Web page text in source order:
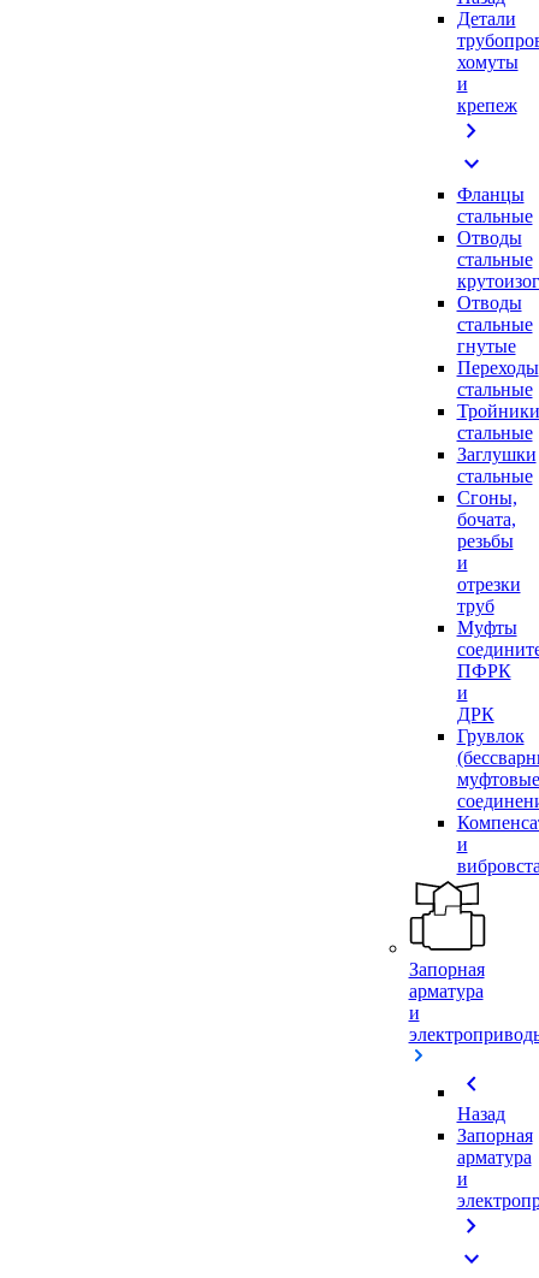
Детали
хомуты
и
крепеж
chevron_right
expand_more
Фланцы
стальные
Отводы
стальные
Отводы
стальные
гнутые
Переходы
стальные
Тройники
стальные
Заглушки
стальные
Сгоны,
бочата,
резьбы
и
отрезки
труб
Муфты
ПФРК
и
ДРК
Грувлок
муфтовые
и
Запорная
арматура
и
chevron_left
Назад
Запорная
арматура
и
chevron_right
expand_more